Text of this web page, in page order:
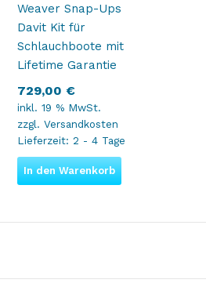
Weaver Snap-Ups
Davit Kit für
Schlauchboote mit
Lifetime Garantie
729,00 €
inkl. 19 % MwSt.
zzgl. Versandkosten
Lieferzeit: 2 - 4 Tage
In den Warenkorb